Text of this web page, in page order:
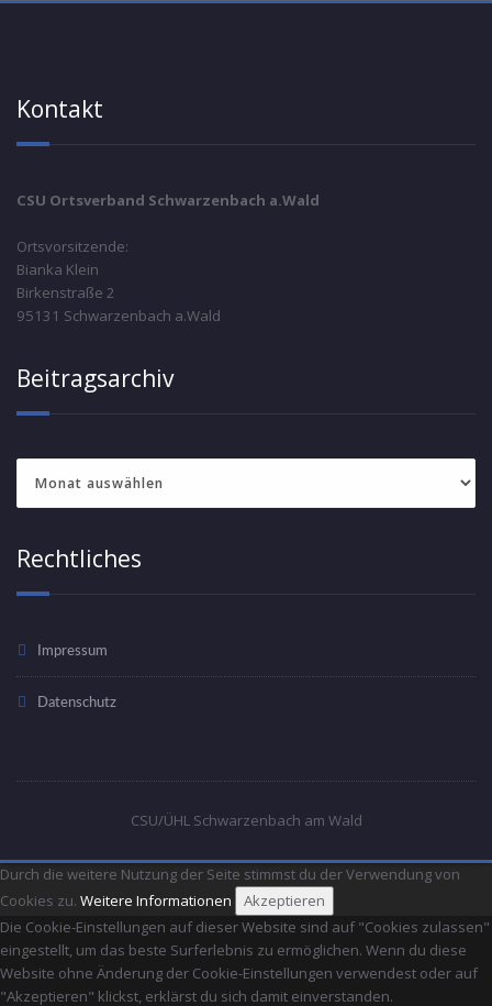
Kontakt
CSU Ortsverband Schwarzenbach a.Wald
Ortsvorsitzende:
Bianka Klein
Birkenstraße 2
95131 Schwarzenbach a.Wald
Beitragsarchiv
Rechtliches
Impressum
Datenschutz
CSU/ÜHL Schwarzenbach am Wald
Durch die weitere Nutzung der Seite stimmst du der Verwendung von
Cookies zu. Weitere Informationen
Akzeptieren
Die Cookie-Einstellungen auf dieser Website sind auf "Cookies zulassen"
eingestellt, um das beste Surferlebnis zu ermöglichen. Wenn du diese
Website ohne Änderung der Cookie-Einstellungen verwendest oder auf
"Akzeptieren" klickst, erklärst du sich damit einverstanden.